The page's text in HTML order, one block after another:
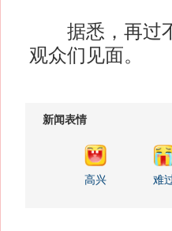
据悉，再过不
观众们见面。
新闻表情
高兴 难